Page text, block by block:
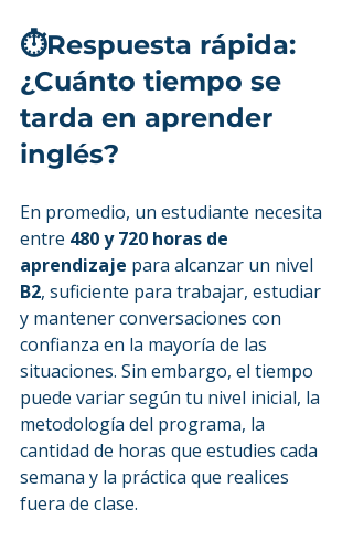
⏱️Respuesta rápida:
¿Cuánto tiempo se
tarda en aprender
inglés?
En promedio, un estudiante necesita
entre 480 y 720 horas de
aprendizaje para alcanzar un nivel
B2, suficiente para trabajar, estudiar
y mantener conversaciones con
confianza en la mayoría de las
situaciones. Sin embargo, el tiempo
puede variar según tu nivel inicial, la
metodología del programa, la
cantidad de horas que estudies cada
semana y la práctica que realices
fuera de clase.